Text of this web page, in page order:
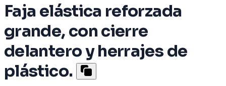
Faja elástica reforzada
grande, con cierre
delantero y herrajes de
plástico.